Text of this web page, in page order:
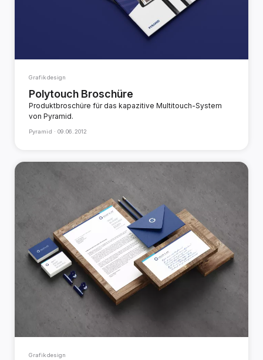
Grafikdesign
Polytouch Broschüre
Produktbroschüre für das kapazitive Multitouch-System
von Pyramid.
Pyramid · 09.06.2012
Grafikdesign